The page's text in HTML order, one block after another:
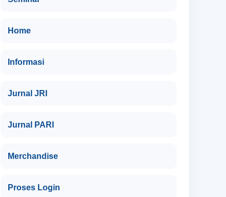
Home
Informasi
Jurnal JRI
Jurnal PARI
Merchandise
Proses Login